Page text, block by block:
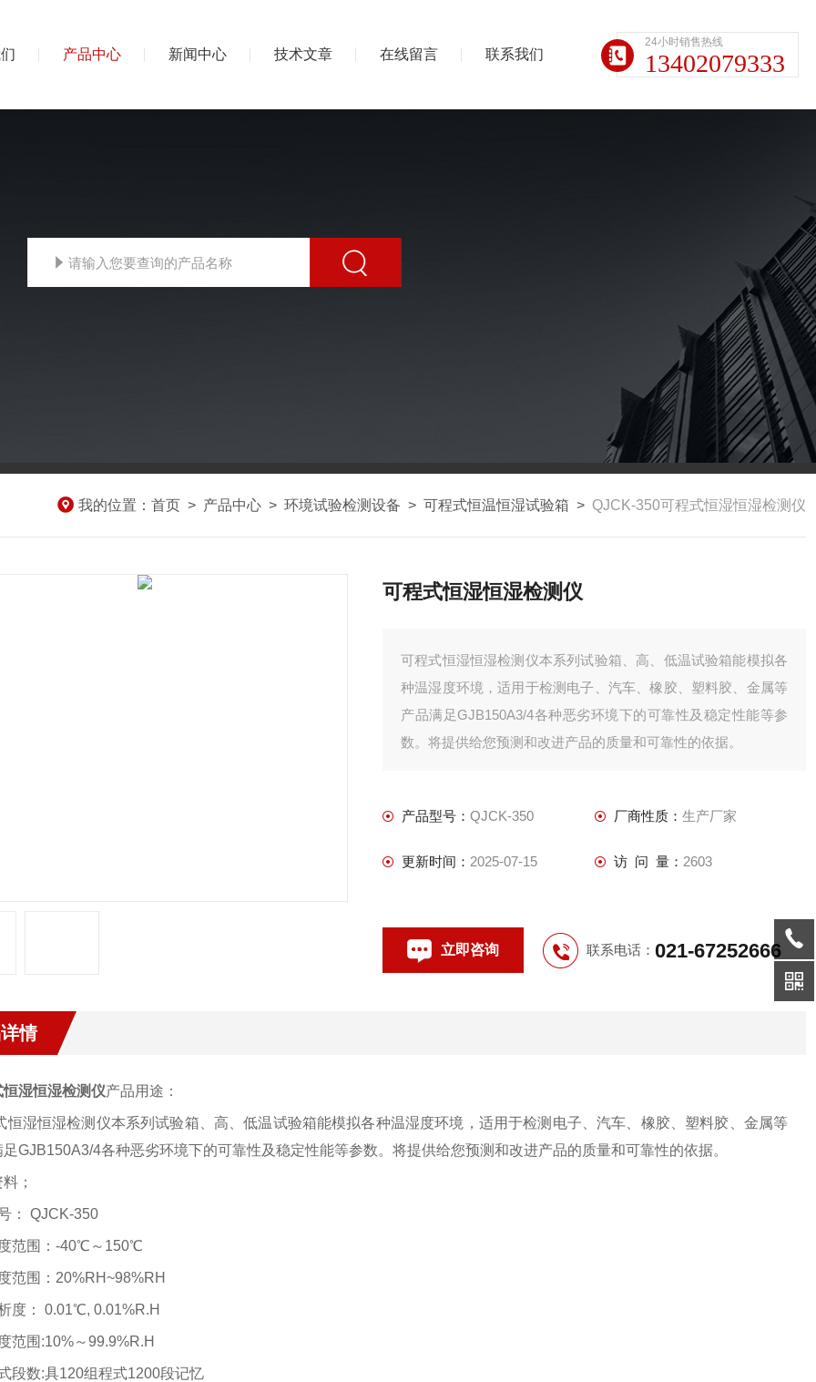
产品中心 新闻中心 技术文章 在线留言 联系我们
24小时销售热线
13402079333
我的位置： 首页 > 产品中心 > 环境试验检测设备 > 可程式恒温恒湿试验箱 > QJCK-350可程式恒湿恒湿检测仪
可程式恒湿恒湿检测仪
可程式恒湿恒湿检测仪本系列试验箱、高、低温试验箱能模拟各
种温湿度环境，适用于检测电子、汽车、橡胶、塑料胶、金属等
产品满足GJB150A3/4各种恶劣环境下的可靠性及稳定性能等参
数。将提供给您预测和改进产品的质量和可靠性的依据。
产品型号： QJCK-350 厂商性质： 生产厂家
更新时间： 2025-07-15 访 问 量： 2603
立即咨询 联系电话： 021-67252666
情
恒湿恒湿检测仪产品用途：
恒湿恒湿检测仪本系列试验箱、高、低温试验箱能模拟各种温湿度环境，适用于检测电子、汽车、橡胶、塑料胶、金属等
GJB150A3/4各种恶劣环境下的可靠性及稳定性能等参数。将提供给您预测和改进产品的质量和可靠性的依据。
；
： QJCK-350
范围：-40℃～150℃
范围：20%RH~98%RH
度： 0.01℃, 0.01%R.H
范围:10%～99.9%R.H
段数:具120组程式1200段记忆